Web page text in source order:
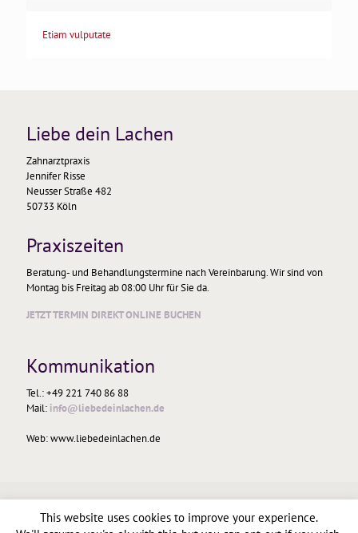
Etiam vulputate
Liebe dein Lachen
Zahnarztpraxis
Jennifer Risse
Neusser Straße 482
50733 Köln
Praxiszeiten
Beratung- und Behandlungstermine nach Vereinbarung. Wir sind von
Montag bis Freitag ab 08:00 Uhr für Sie da.
JETZT TERMIN DIREKT ONLINE BUCHEN
Kommunikation
Tel.: +49 221 740 86 88
Mail: info@liebedeinlachen.de
Web: www.liebedeinlachen.de
This website uses cookies to improve your experience.